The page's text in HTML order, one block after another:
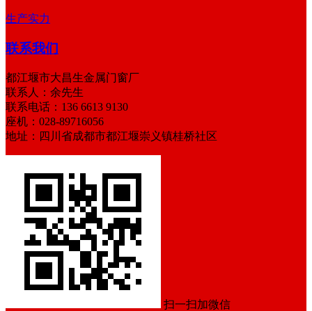
生产实力
联系我们
都江堰市大昌生金属门窗厂
联系人：余先生
联系电话：136 6613 9130
座机：028-89716056
地址：四川省成都市都江堰崇义镇桂桥社区
扫一扫加微信